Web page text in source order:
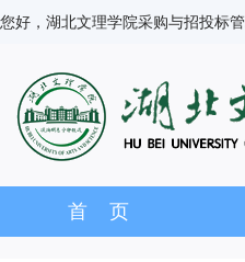
您好，湖北文理学院采购与招投标
首 页